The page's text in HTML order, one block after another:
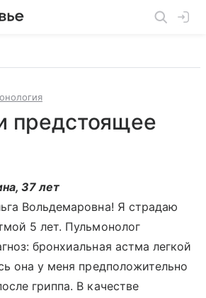
предстоящее
37 лет
Вольдемаровна! Я страдаю
5 лет. Пульмонолог
бронхиальная астма легкой
она у меня предположительно
гриппа. В качестве